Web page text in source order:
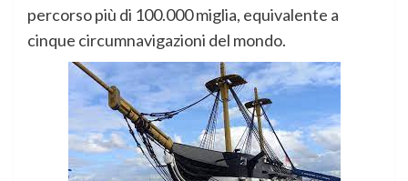
percorso più di 100.000 miglia, equivalente a
cinque circumnavigazioni del mondo.